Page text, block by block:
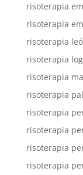
risoterapia
risoterapia
risoterapia
risoterapia
risoterapia
risoterapia
risoterapia
risoterapia
risoterapia
risoterapia